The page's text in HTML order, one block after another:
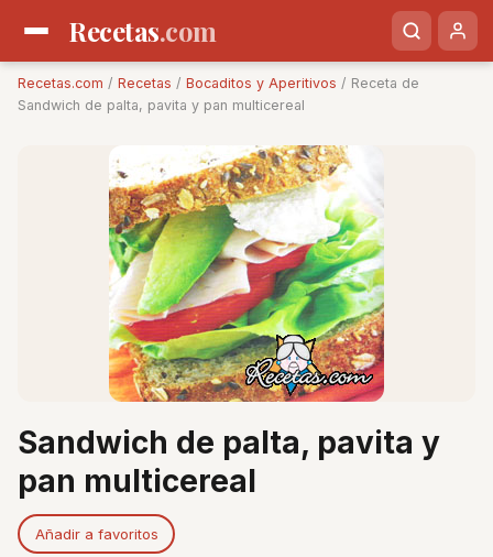
Recetas.com
Recetas.com / Recetas / Bocaditos y Aperitivos / Receta de
Sandwich de palta, pavita y pan multicereal
Sandwich de palta, pavita y
pan multicereal
Añadir a favoritos